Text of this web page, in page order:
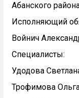
Абанского
Исполняющий
Войнич
Специалисты:
Удодова
Трофимова